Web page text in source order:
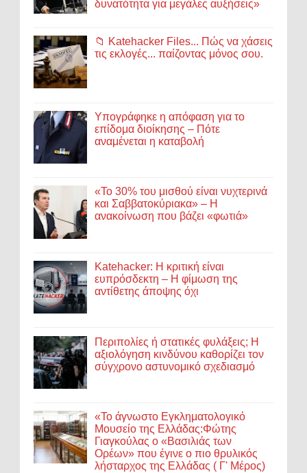
δυνατότητα για μεγάλες αυξήσεις»
📁 Katehacker Files... Πώς να χάσεις
τις εκλογές... παίζοντας μόνος σου.
Υπογράφηκε η απόφαση για το
επίδομα διοίκησης – Πότε
αναμένεται η καταβολή
«Το 30% του μισθού είναι νυχτερινά
και Σαββατοκύριακα» – Η
ανακοίνωση που βάζει «φωτιά»
Katehacker: Η κριτική είναι
ευπρόσδεκτη – Η φίμωση της
αντίθετης άποψης όχι
Περιπολίες ή στατικές φυλάξεις; Η
αξιολόγηση κινδύνου καθορίζει τον
σύγχρονο αστυνομικό σχεδιασμό
«Το άγνωστο Εγκληματολογικό
Μουσείο της Ελλάδας:Φώτης
Γιαγκούλας ο «Βασιλιάς των
Ορέων» που έγινε ο πιο θρυλικός
λήσταρχος της Ελλάδας ( Γ' Μέρος)